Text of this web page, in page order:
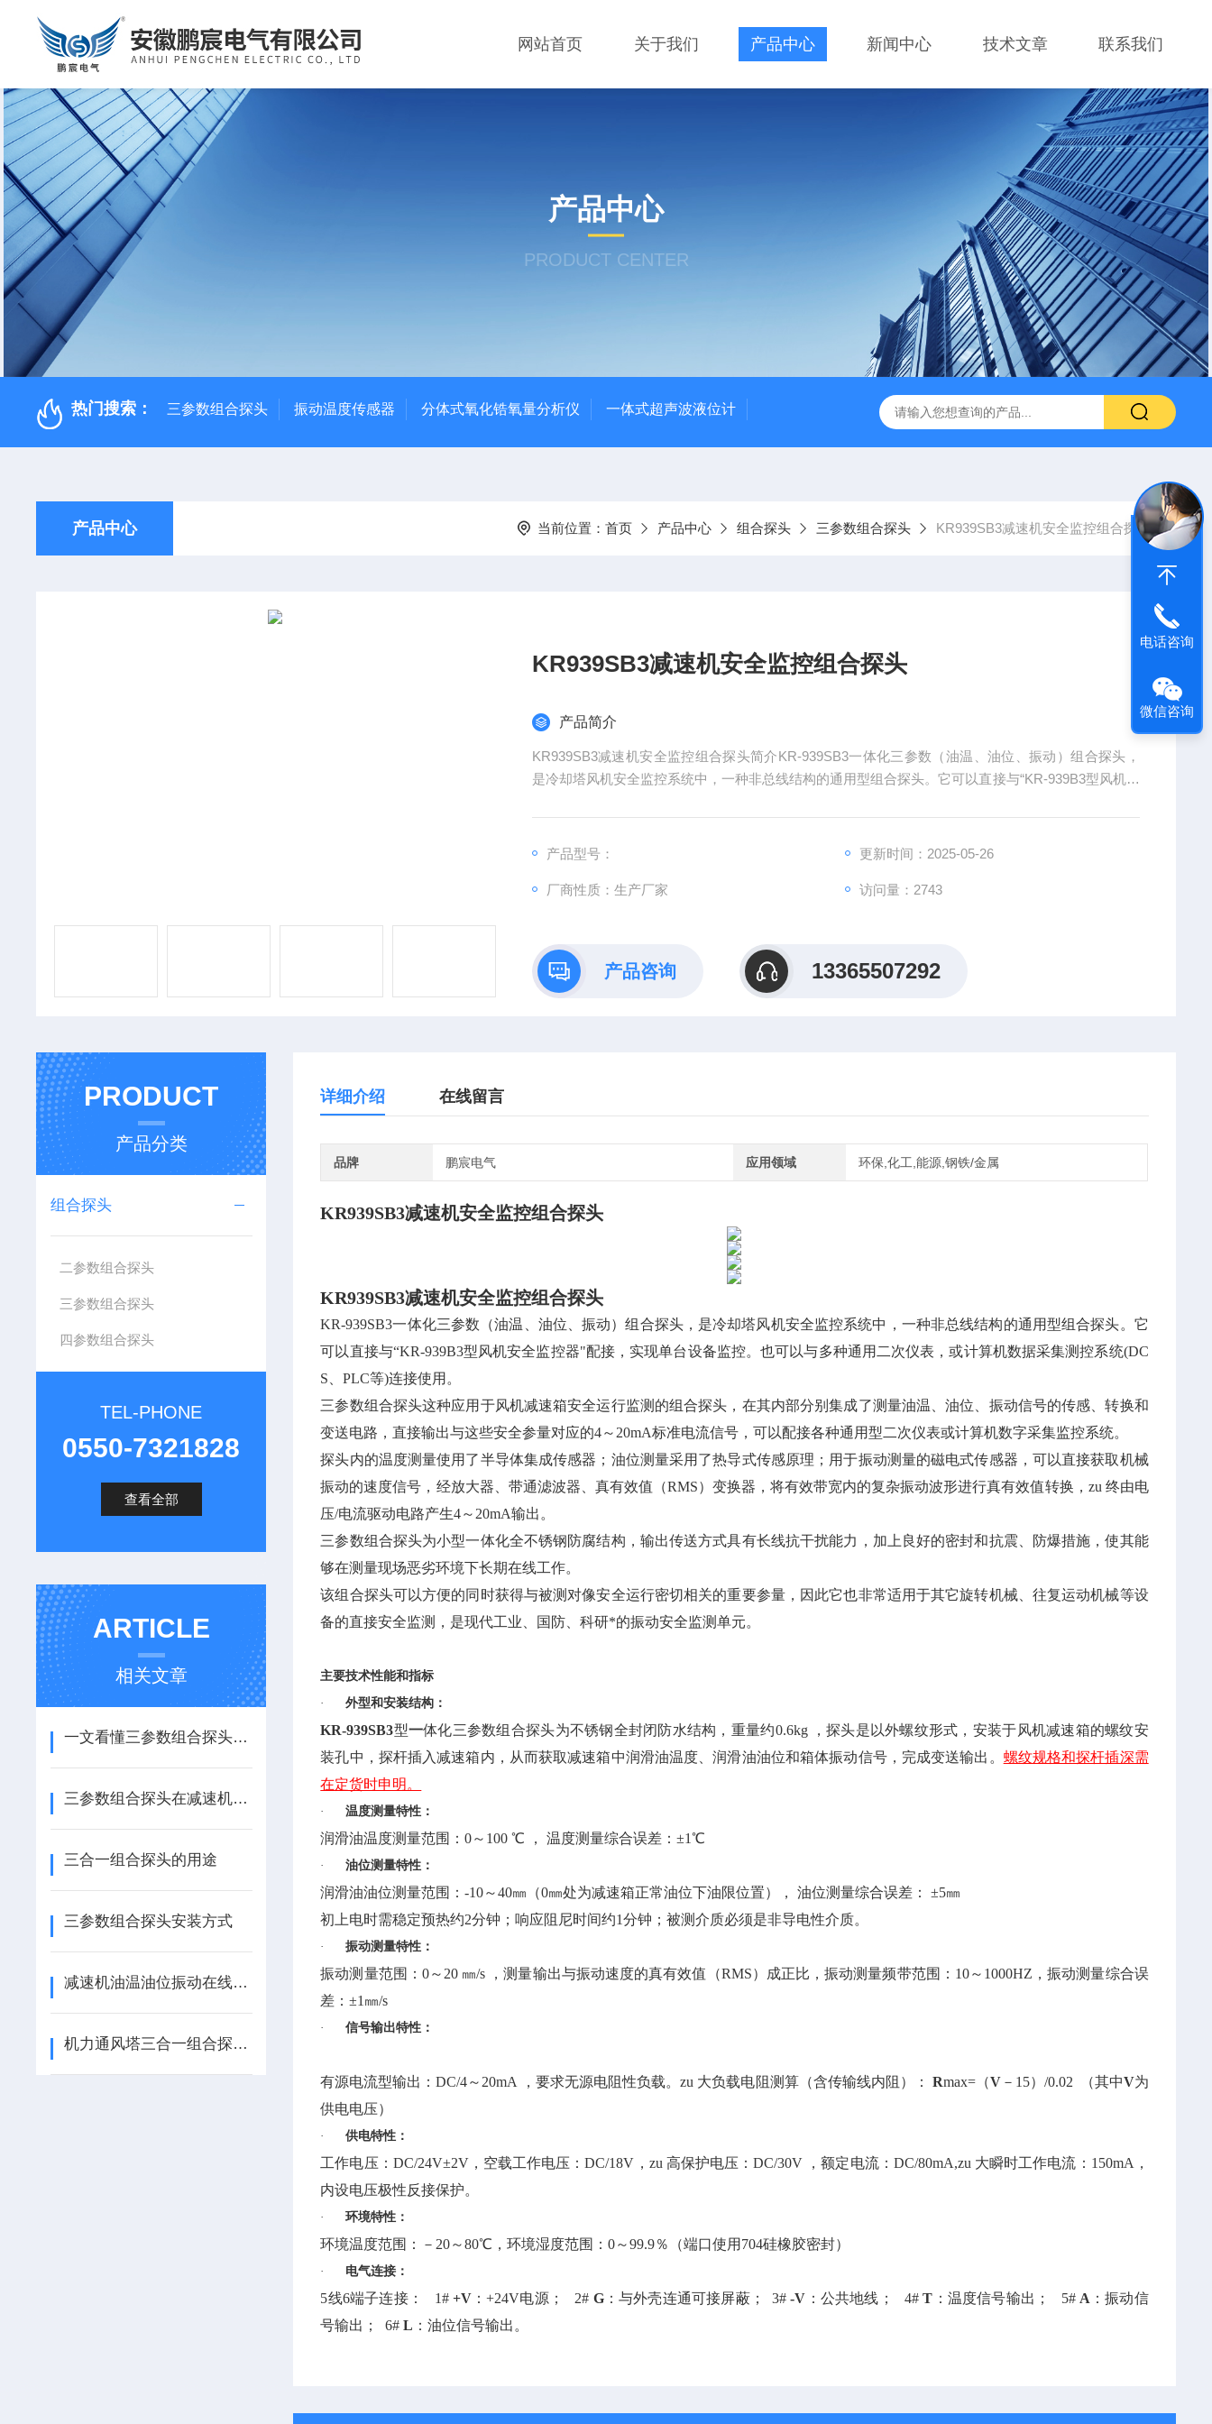
网站首页 关于我们 产品中心 新闻中心 技术文章 联系我们
产品中心
PRODUCT CENTER
热门搜索： 三参数组合探头 振动温度传感器 分体式氧化锆氧量分析仪 一体式超声波液位计
产品中心 当前位置： 首页 产品中心 组合探头 三参数组合探头 KR939SB3减速机安全监控组合探头
KR939SB3减速机安全监控组合探头
产品简介
KR939SB3减速机安全监控组合探头简介KR-939SB3一体化三参数（油温、油位、振动）组合探头，
是冷却塔风机安全监控系统中，一种非总线结构的通用型组合探头。它可以直接与“KR-939B3型风机安
产品型号：
更新时间：2025-05-26
厂商性质：生产厂家 访问量：2743
产品咨询 13365507292
PRODUCT
产品分类
组合探头
二参数组合探头
三参数组合探头
四参数组合探头
TEL-PHONE
0550-7321828
查看全部
ARTICLE
相关文章
一文看懂三参数组合探头应用
三参数组合探头在减速机的应用
三合一组合探头的用途
三参数组合探头安装方式
减速机油温油位振动在线监测介绍
机力通风塔三合一组合探头介绍
详细介绍 在线留言
品牌 鹏宸电气 应用领域 环保,化工,能源,钢铁/金属
KR939SB3减速机安全监控组合探头
KR939SB3减速机安全监控组合探头
KR-939SB3一体化三参数（油温、油位、振动）组合探头，是冷却塔风机安全监控系统中，一种非总线结构的通用型组合探头。它
可以直接与“KR-939B3型风机安全监控器"配接，实现单台设备监控。也可以与多种通用二次仪表，或计算机数据采集测控系统(DC
S、PLC等)连接使用。
三参数组合探头这种应用于风机减速箱安全运行监测的组合探头，在其内部分别集成了测量油温、油位、振动信号的传感、转换和
变送电路，直接输出与这些安全参量对应的4～20mA标准电流信号，可以配接各种通用型二次仪表或计算机数字采集监控系统。
探头内的温度测量使用了半导体集成传感器；油位测量采用了热导式传感原理；用于振动测量的磁电式传感器，可以直接获取机械
振动的速度信号，经放大器、带通滤波器、真有效值（RMS）变换器，将有效带宽内的复杂振动波形进行真有效值转换，zu 终由电
压/电流驱动电路产生4～20mA输出。
三参数组合探头为小型一体化全不锈钢防腐结构，输出传送方式具有长线抗干扰能力，加上良好的密封和抗震、防爆措施，使其能
够在测量现场恶劣环境下长期在线工作。
该组合探头可以方便的同时获得与被测对像安全运行密切相关的重要参量，因此它也非常适用于其它旋转机械、往复运动机械等设
备的直接安全监测，是现代工业、国防、科研*的振动安全监测单元。
主要技术性能和指标
·
外型和安装结构：
KR-939SB3型一体化三参数组合探头为不锈钢全封闭防水结构，重量约0.6kg ，探头是以外螺纹形式，安装于风机减速箱的螺纹安
装孔中，探杆插入减速箱内，从而获取减速箱中润滑油温度、润滑油油位和箱体振动信号，完成变送输出。 螺纹规格和探杆插深需
在定货时申明。
· 温度测量特性：
润滑油温度测量范围：0～100 ℃ ， 温度测量综合误差：±1℃
· 油位测量特性：
润滑油油位测量范围：-10～40㎜（0㎜处为减速箱正常油位下油限位置）， 油位测量综合误差： ±5㎜
初上电时需稳定预热约2分钟；响应阻尼时间约1分钟；被测介质必须是非导电性介质。
· 振动测量特性：
振动测量范围：0～20 ㎜/s ，测量输出与振动速度的真有效值（RMS）成正比，振动测量频带范围：10～1000HZ，振动测量综合误
差：±1㎜/s
· 信号输出特性：
有源电流型输出：DC/4～20mA ，要求无源电阻性负载。zu 大负载电阻测算（含传输线内阻）： Rmax=（V－15）/0.02 （其中V为
供电电压）
· 供电特性：
工作电压：DC/24V±2V，空载工作电压：DC/18V，zu 高保护电压：DC/30V ，额定电流：DC/80mA,zu 大瞬时工作电流：150mA，
内设电压极性反接保护。
· 环境特性：
环境温度范围：－20～80℃，环境湿度范围：0～99.9％（端口使用704硅橡胶密封）
· 电气连接：
5线6端子连接： 1# +V：+24V电源； 2# G：与外壳连通可接屏蔽； 3# -V ：公共地线； 4# T ：温度信号输出； 5# A ：振动信
号输出； 6#L ：油位信号输出。
电话咨询
微信咨询